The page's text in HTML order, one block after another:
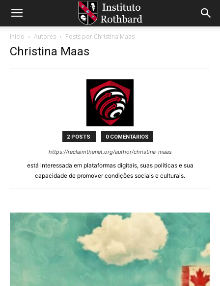
Início Autores Posts por Christina Maas
Christina Maas
2 POSTS 0 COMENTÁRIOS
https://reclaimthenet.org/author/christina-maas
está interessada em plataformas digitais, suas políticas e sua
capacidade de promover condições sociais e culturais.